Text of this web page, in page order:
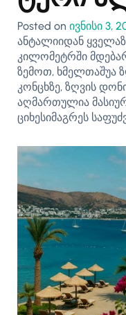
Posted on ივნისი 3,
ანტალიიდან
კილომეტრში
ზემოთ, ხმელთაშუა
კონცხზე, ზღვის
აღმართულია
ციხესიმაგრეს